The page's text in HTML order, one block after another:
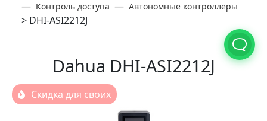
Контроль доступа
Автономные контроллеры
> DHI-ASI2212J
Dahua DHI-ASI2212J
Скидка для своих